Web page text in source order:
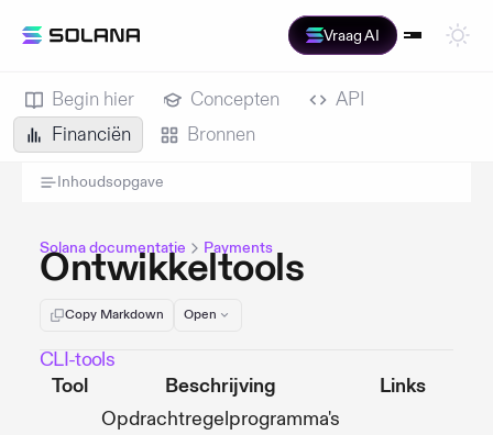
Vraag AI
Begin hier Concepten
API
Financiën
Bronnen
Inhoudsopgave
Solana documentatie Payments
Ontwikkeltools
Copy Markdown Open
CLI-tools
Tool
Beschrijving Links
Opdrachtregelprogramma's